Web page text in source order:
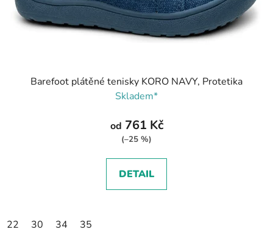
Barefoot plátěné tenisky KORO NAVY, Protetika
Skladem*
od 761 Kč
(–25 %)
DETAIL
22 30 34 35